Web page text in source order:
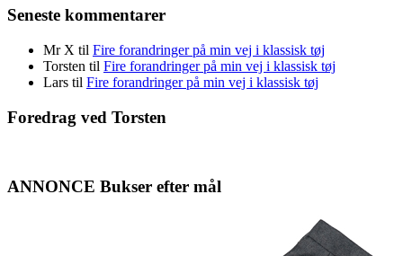
Seneste kommentarer
Mr X til Fire forandringer på min vej i klassisk tøj
Torsten til Fire forandringer på min vej i klassisk tøj
Lars til Fire forandringer på min vej i klassisk tøj
Foredrag ved Torsten
ANNONCE Bukser efter mål